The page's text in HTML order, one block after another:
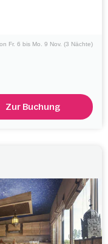
Fr. 6 bis Mo. 9 Nov. (3 Nächte)
Zur Buchung